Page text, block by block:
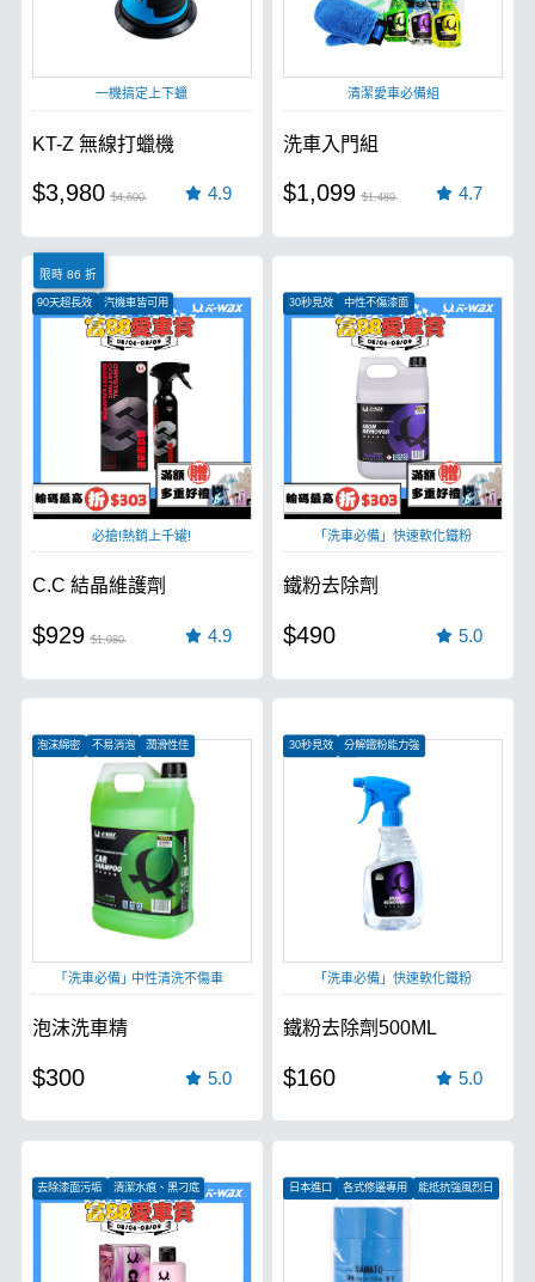
一機搞定上下蠟
KT-Z 無線打蠟機
$3,980 $4,600 4.9
清潔愛車必備組
洗車入門組
$1,099 $1,489 4.7
限時 86 折
90天超長效
汽機車皆可用
超強光澤、極致膜厚
必搶!熱銷上千罐!
C.C 結晶維護劑
$929 $1,080 4.9
30秒見效
中性不傷漆面
分解鐵粉能力強
「洗車必備」快速軟化鐵粉
鐵粉去除劑
$490 5.0
泡沫綿密 不易消泡 潤滑性佳
｢洗車必備｣ 中性清洗不傷車
泡沫洗車精
$300 5.0
30秒見效
分解鐵粉能力強
「洗車必備」快速軟化鐵粉
鐵粉去除劑500ML
$160 5.0
去除漆面污垢
清潔水痕、黑刁底
恢復漆面光澤
日本進口 各式修邊專用 能抵抗強風烈日